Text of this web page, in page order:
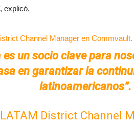
, explicó.
es un socio clave para
en garantizar la
latinoamericanos”.
District Channel